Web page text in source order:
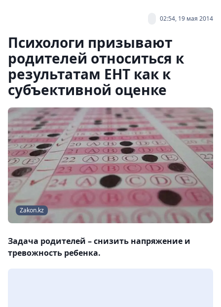
02:54, 19 мая 2014
Психологи призывают
родителей относиться к
результатам ЕНТ как к
субъективной оценке
Zakon.kz
Задача родителей – снизить напряжение и
тревожность ребенка.